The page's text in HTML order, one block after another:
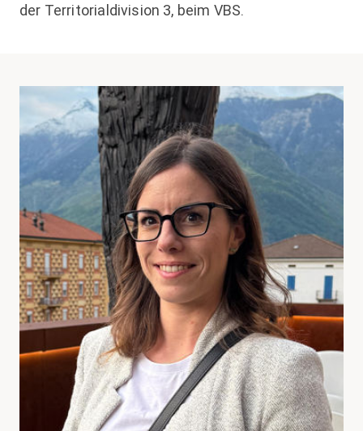
der Territorialdivision 3, beim VBS.